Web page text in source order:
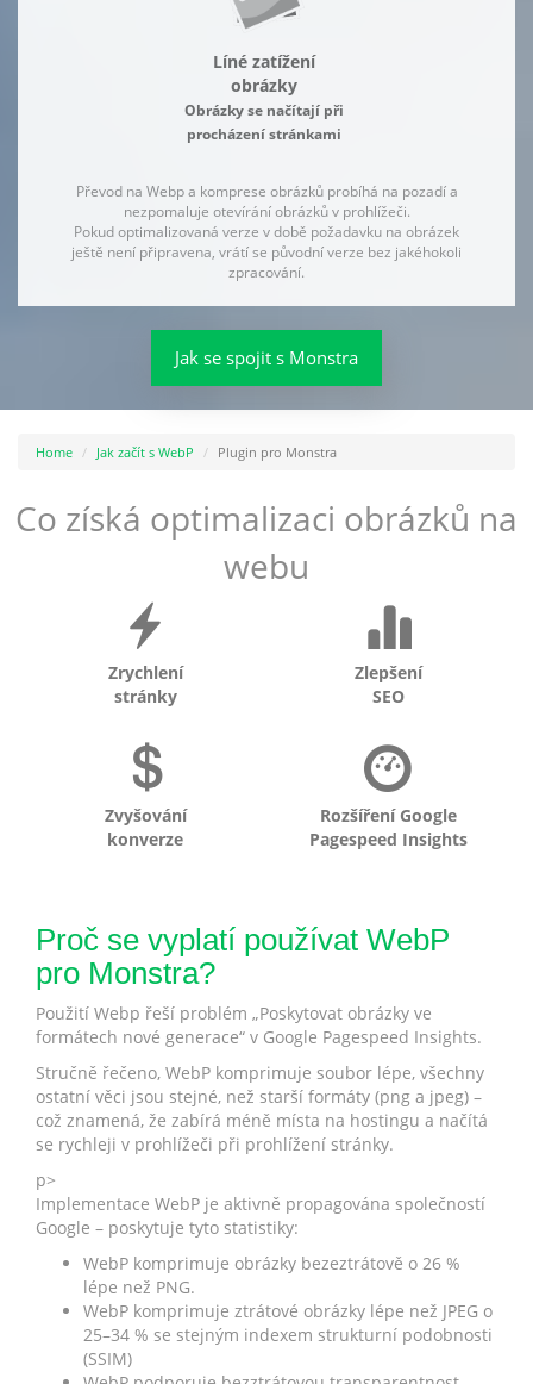
Líné zatížení
obrázky
Obrázky se načítají při
procházení stránkami
Převod na Webp a komprese obrázků probíhá na pozadí a
nezpomaluje otevírání obrázků v prohlížeči.
Pokud optimalizovaná verze v době požadavku na obrázek
ještě není připravena, vrátí se původní verze bez jakéhokoli
zpracování.
Jak se spojit s Monstra
Home Jak začít s WebP Plugin pro Monstra
Co získá optimalizaci obrázků na
webu
Zrychlení
stránky
Zlepšení
SEO
Zvyšování
konverze
Rozšíření Google
Pagespeed Insights
Proč se vyplatí používat WebP
pro Monstra?
Použití Webp řeší problém „Poskytovat obrázky ve
formátech nové generace“ v Google Pagespeed Insights.
Stručně řečeno, WebP komprimuje soubor lépe, všechny
ostatní věci jsou stejné, než starší formáty (png a jpeg) –
což znamená, že zabírá méně místa na hostingu a načítá
se rychleji v prohlížeči při prohlížení stránky.
p>
Implementace WebP je aktivně propagována společností
Google – poskytuje tyto statistiky:
WebP komprimuje obrázky bezeztrátově o 26 %
lépe než PNG.
WebP komprimuje ztrátové obrázky lépe než JPEG o
25–34 % se stejným indexem strukturní podobnosti
(SSIM)